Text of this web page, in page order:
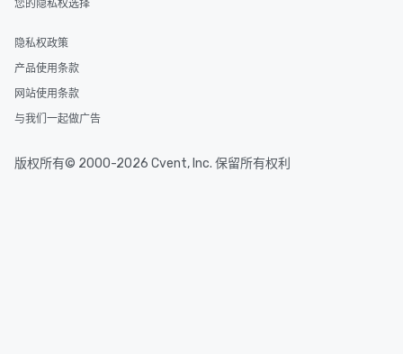
您的隐私权选择
隐私权政策
产品使用条款
网站使用条款
与我们一起做广告
版权所有© 2000-2026 Cvent, Inc. 保留所有权利